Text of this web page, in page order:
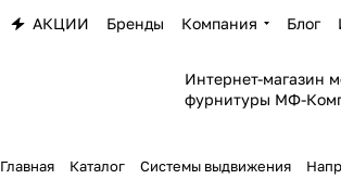
АКЦИИ Бренды Компания Блог
Интернет-магазин
фурнитуры МФ-
Главная Каталог Системы выдвижения